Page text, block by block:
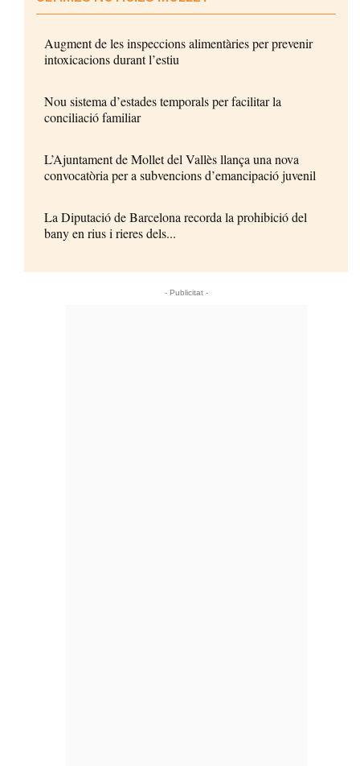
Augment de les inspeccions alimentàries per prevenir
intoxicacions durant l’estiu
Nou sistema d’estades temporals per facilitar la
conciliació familiar
L’Ajuntament de Mollet del Vallès llança una nova
convocatòria per a subvencions d’emancipació juvenil
La Diputació de Barcelona recorda la prohibició del
bany en rius i rieres dels...
- Publicitat -